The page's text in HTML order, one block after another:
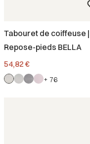
Tabouret de coiffeuse |
Repose-pieds BELLA
Prix
54,82 €
+ 76